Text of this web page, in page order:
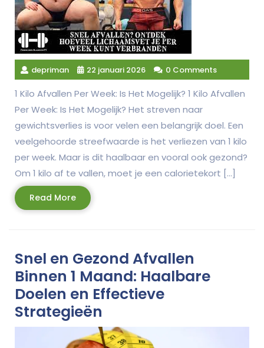
depriman 22 januari 2026 0 Comments
1 Kilo Afvallen Per Week: Is Het Mogelijk? 1 Kilo Afvallen
Per Week: Is Het Mogelijk? Het streven naar
gewichtsverlies is voor velen een belangrijk doel. Een
veelgehoorde streefwaarde is het verliezen van 1 kilo
per week. Maar is dit haalbaar en vooral ook gezond?
Om 1 kilo af te vallen, moet je een calorietekort […]
Read MoreRead
More
Snel en Gezond Afvallen
Binnen 1 Maand: Haalbare
Doelen en Effectieve
Strategieën